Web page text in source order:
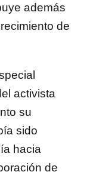
además
de
activista
su
sido
hacia
de